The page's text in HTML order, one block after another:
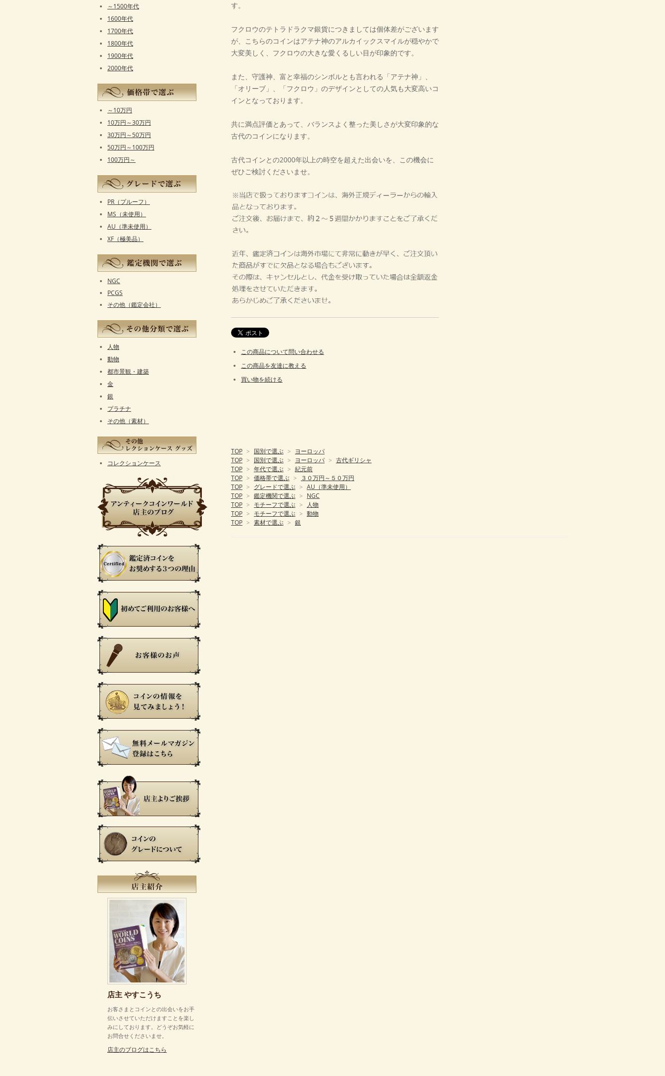
す。
フクロウのテトラドラクマ銀貨につきましては個体差がございます
が、こちらのコインはアテナ神のアルカイックスマイルが穏やかで
大変美しく、フクロウの大きな愛くるしい目が印象的です。
また、守護神、富と幸福のシンボルとも言われる「アテナ神」、
「オリーブ」、「フクロウ」のデザインとしての人気も大変高いコ
インとなっております。
共に満点評価とあって、バランスよく整った美しさが大変印象的な
古代のコインになります。
古代コインとの2000年以上の時空を超えた出会いを、この機会に
ぜひご検討くださいませ。
この商品について問い合わせる
この商品を友達に教える
買い物を続ける
TOP > 国別で選ぶ > ヨーロッパ
TOP > 国別で選ぶ > ヨーロッパ > 古代ギリシャ
TOP > 年代で選ぶ > 紀元前
TOP > 価格帯で選ぶ >
３０万円～５０万円
TOP > グレードで選ぶ > AU（準未使用）
TOP > 鑑定機関で選ぶ > NGC
TOP > モチーフで選ぶ >
人物
TOP > モチーフで選ぶ > 動物
TOP > 素材で選ぶ > 銀
～1500年代
1600年代
1700年代
1800年代
1900年代
2000年代
～10万円
10万円～30万円
30万円～50万円
50万円～100万円
100万円～
PR（プルーフ）
MS（未使用）
AU（準未使用）
XF（極美品）
NGC
PCGS
その他（鑑定会社）
人物
動物
都市景観・建築
金
銀
プラチナ
その他（素材）
コレクションケース
店主 やすこうち
お客さまとコインとの出会いをお手
伝いさせていただけますことを楽し
みにしております。どうぞお気軽に
お問合せくださいませ。
店主のブログはこちら